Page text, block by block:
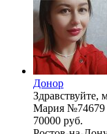
Донор
Здравствуйте,
Мария №74679
70000 руб.